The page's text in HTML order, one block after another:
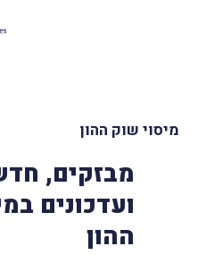
מיסוי שוק ההון
מבזקים,
ועדכונים
ההון